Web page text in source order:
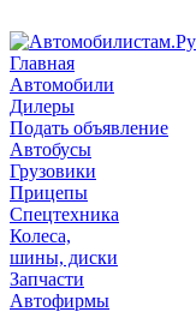
Главная
Автомобили
Дилеры
Подать объявление
Автобусы
Грузовики
Прицепы
Спецтехника
Колеса,
шины, диски
Запчасти
Автофирмы